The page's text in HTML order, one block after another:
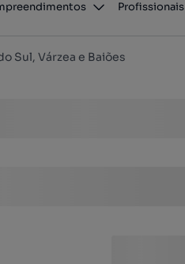
Profissionais
Sul, Várzea e Baiões